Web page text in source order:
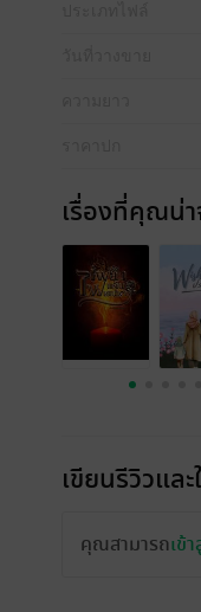
เรื่องที่คุณน่า
เขียนรีวิวแล
คุณสามารถเข้